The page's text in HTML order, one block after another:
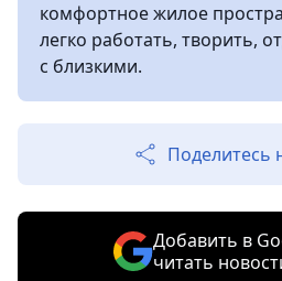
комфортное жилое
легко работать, творить,
с близкими.
Поделитесь
Добавить в
читать